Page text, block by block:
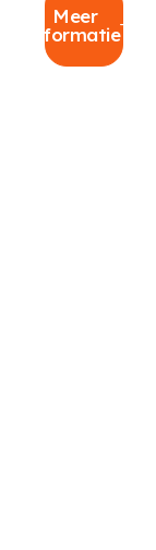
Meer
informatie